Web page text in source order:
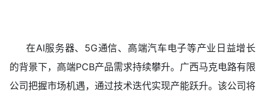
在AI服务器、5G通信、高端汽车电子等产业日益增长
的背景下，高端PCB产品需求持续攀升。广西马克电路有限
公司把握市场机遇，通过技术迭代实现产能跃升。该公司将